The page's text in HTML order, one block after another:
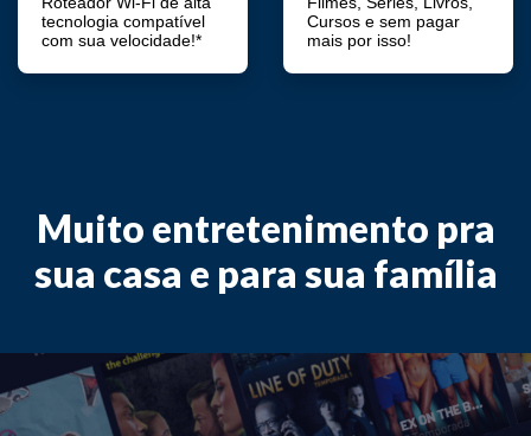
tecnologia compatível
com sua velocidade!*
Cursos e sem pagar
mais por isso!
Muito entretenimento pra
sua casa e para sua família